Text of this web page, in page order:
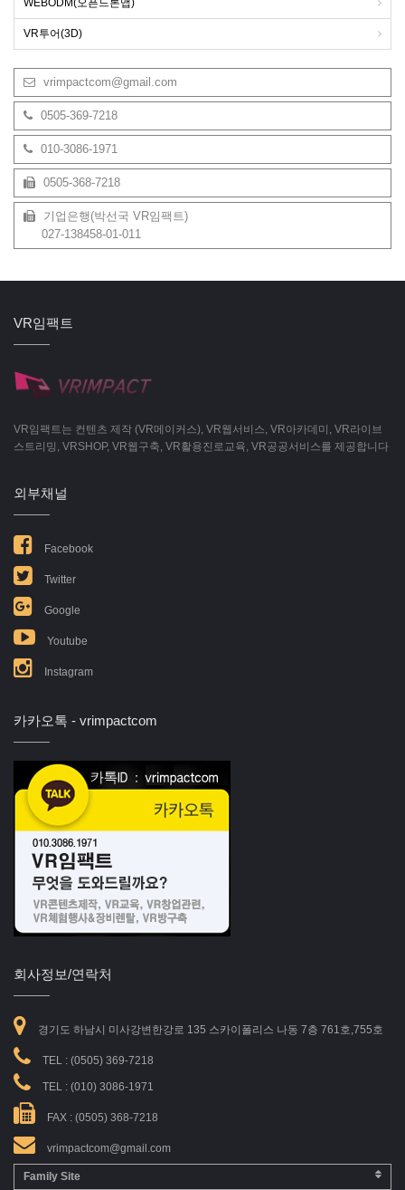
WEBODM(오픈드론맵)
VR투어(3D)
vrimpactcom@gmail.com
0505-369-7218
010-3086-1971
0505-368-7218
기업은행(박선국 VR임팩트)
027-138458-01-011
VR임팩트
VR임팩트는 컨텐츠 제작 (VR메이커스), VR웹서비스, VR아카데미, VR라이브
스트리밍, VRSHOP, VR웹구축, VR활용진로교육, VR공공서비스를 제공합니다
외부채널
Facebook
Twitter
Google
Youtube
Instagram
카카오톡 - vrimpactcom
회사정보/연락처
경기도 하남시 미사강변한강로 135 스카이폴리스 나동 7층 761호,755호
TEL : (0505) 369-7218
TEL : (010) 3086-1971
FAX : (0505) 368-7218
vrimpactcom@gmail.com
Family Site